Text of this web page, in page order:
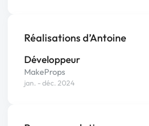
Réalisations d’Antoine
Développeur
MakeProps
jan. - déc. 2024